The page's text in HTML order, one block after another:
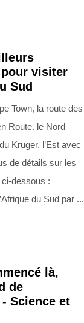
visiter
Sud
Town, la route des
Route. le Nord
Kruger. l’Est avec
de détails sur les
dessous :
du Sud par ...
là,
de
Science et